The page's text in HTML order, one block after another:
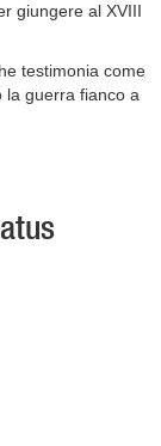
giungere al XVIII
testimonia come
la guerra fianco a